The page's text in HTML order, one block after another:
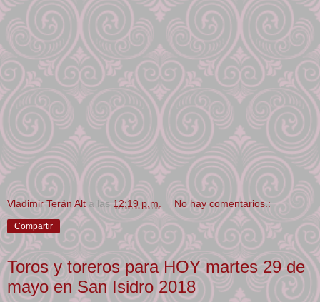
Vladimir Terán Alt a las 12:19 p.m. No hay comentarios.:
Compartir
Toros y toreros para HOY martes 29 de
mayo en San Isidro 2018